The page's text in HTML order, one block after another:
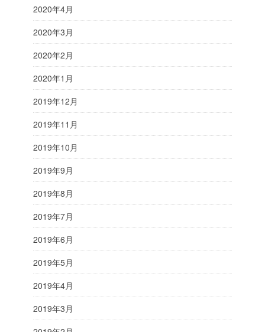
2020年4月
2020年3月
2020年2月
2020年1月
2019年12月
2019年11月
2019年10月
2019年9月
2019年8月
2019年7月
2019年6月
2019年5月
2019年4月
2019年3月